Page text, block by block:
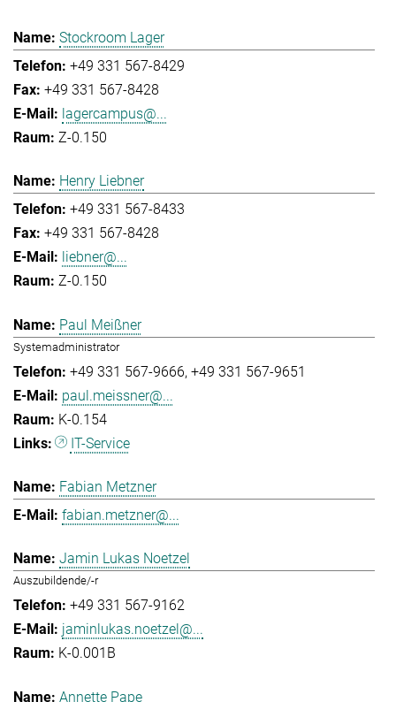
Stockroom Lager
+49 331 567-8429
+49 331 567-8428
lagercampus@...
Z-0.150
Henry Liebner
+49 331 567-8433
+49 331 567-8428
liebner@...
Z-0.150
Paul Meißner
Systemadministrator
+49 331 567-9666 +49 331 567-9651
paul.meissner@...
K-0.154
IT-Service
Fabian Metzner
fabian.metzner@...
Jamin Lukas Noetzel
Auszubildende/-r
+49 331 567-9162
jaminlukas.noetzel@...
K-0.001B
Annette Pape